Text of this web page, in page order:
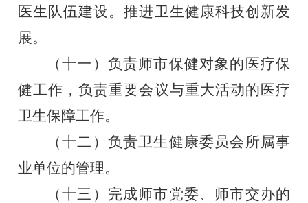
医生队伍建设。推进卫生健康科技创新发
展。
（十一）负责师市保健对象的医疗保
健工作，负责重要会议与重大活动的医疗
卫生保障工作。
（十二）负责卫生健康委员会所属事
业单位的管理。
（十三）完成师市党委、师市交办的